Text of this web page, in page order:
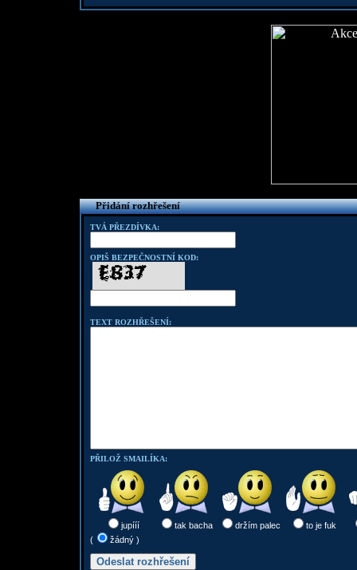
Přidání rozhřešení
TVÁ PŘEZDÍVKA:
OPIŠ BEZPEČNOSTNÍ KOD:
TEXT ROZHŘEŠENÍ:
PŘILOŽ SMAILÍKA:
jupííí tak bacha držím palec
to je fuk
(
žádný )